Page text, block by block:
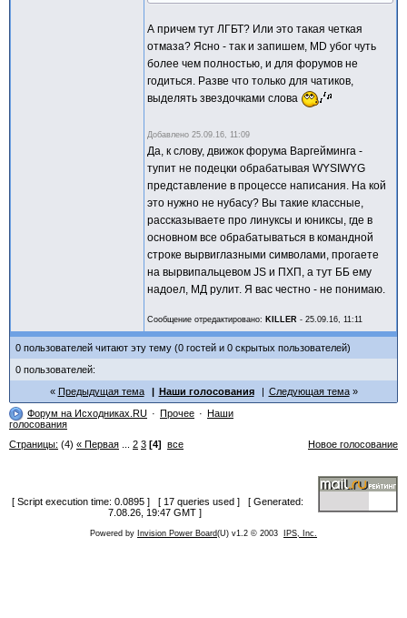
А причем тут ЛГБТ? Или это такая четкая
отмаза? Ясно - так и запишем, MD убог чуть
более чем полностью, и для форумов не
годиться. Разве что только для чатиков,
выделять звездочками слова
Добавлено 25.09.16, 11:09
Да, к слову, движок форума Варгейминга -
тупит не подецки обрабатывая WYSIWYG
представление в процессе написания. На кой
это нужно не нубасу? Вы такие классные,
рассказываете про линуксы и юниксы, где в
основном все обрабатываться в командной
строке вырвиглазными символами, прогаете
на вырвипальцевом JS и ПХП, а тут ББ ему
надоел, МД рулит. Я вас честно - не понимаю.
Сообщение отредактировано: KILLER - 25.09.16, 11:11
0 пользователей читают эту тему (0 гостей и 0 скрытых пользователей)
0 пользователей:
Предыдущая тема
Наши голосования
Следующая тема
Форум на Исходниках.RU
Прочее
Наши
голосования
Страницы: (4) « Первая 2 3 [4] все Новое голосование
[ Script execution time: 0.0895 ] [ 17 queries used ] [ Generated:
7.08.26, 19:47 GMT ]
Powered by Invision Power Board(U) v1.2 © 2003 IPS, Inc.